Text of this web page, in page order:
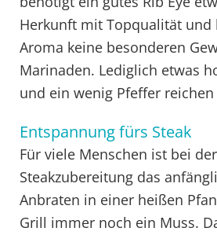
Herkunft mit Topqualität und
Aroma keine besonderen
Marinaden. Lediglich etwas
und ein wenig Pfeffer reichen
Entspannung fürs Steak
Für viele Menschen ist bei der
Steakzubereitung das
Anbraten in einer heißen
Grill immer noch ein Muss.